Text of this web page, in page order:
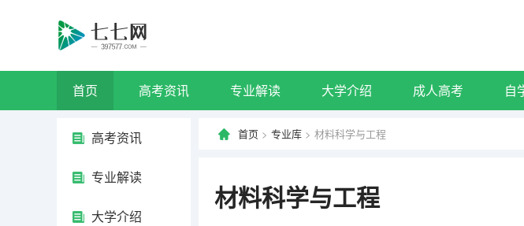
首页 高考资讯 专业解读 大学介绍 成人高考 自
高考资讯
专业解读
大学介绍
首页 > 专业库 > 材料科学与工程
材料科学与工程